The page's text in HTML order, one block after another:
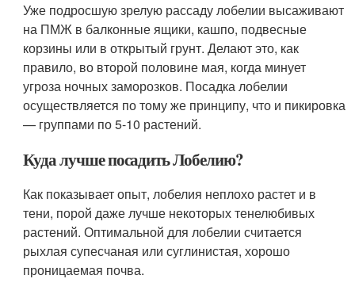
Уже подросшую зрелую рассаду лобелии высаживают
на ПМЖ в балконные ящики, кашпо, подвесные
корзины или в открытый грунт. Делают это, как
правило, во второй половине мая, когда минует
угроза ночных заморозков. Посадка лобелии
осуществляется по тому же принципу, что и пикировка
— группами по 5-10 растений.
Куда лучше посадить Лобелию?
Как показывает опыт, лобелия неплохо растет и в
тени, порой даже лучше некоторых тенелюбивых
растений. Оптимальной для лобелии считается
рыхлая супесчаная или суглинистая, хорошо
проницаемая почва.